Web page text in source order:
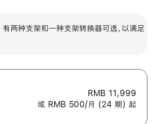
两种支架和一种支架转换器可选，以满足
RMB 11,999
或 RMB 500/月 (24 期) 起